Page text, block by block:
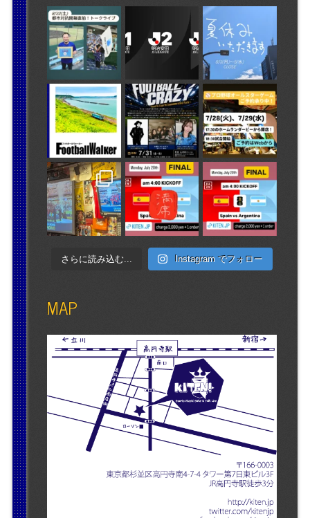
さらに読み込む... Instagram でフォロー
MAP